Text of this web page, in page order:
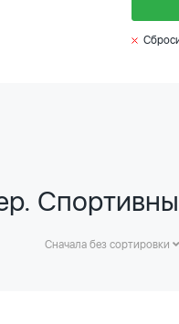
Сначала без сортировки